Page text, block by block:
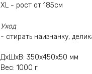
XL - рост от 185см
Уход
- стирать наизнанку,
ДxШxВ: 350x450x50 мм
Вес: 1000 г